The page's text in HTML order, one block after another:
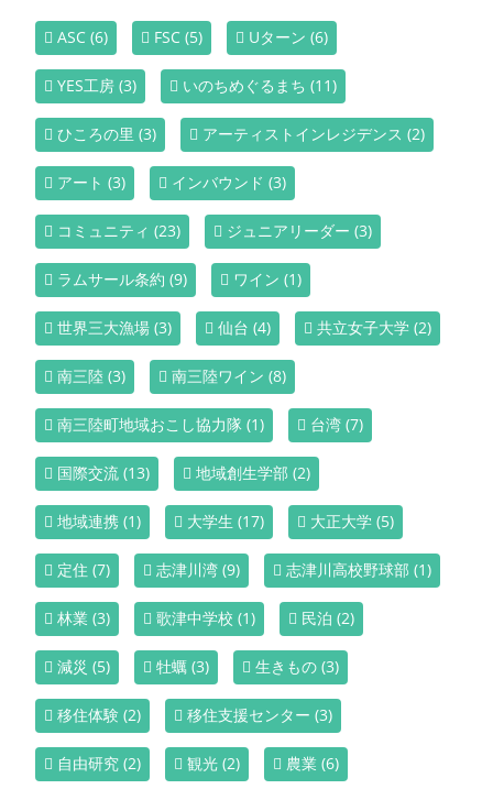
ASC (6) FSC (5) Uターン (6)
YES工房 (3) いのちめぐるまち (11)
ひころの里 (3) アーティストインレジデンス (2)
アート (3) インバウンド (3)
コミュニティ (23) ジュニアリーダー (3)
ラムサール条約 (9) ワイン (1)
世界三大漁場 (3) 仙台 (4) 共立女子大学 (2)
南三陸 (3) 南三陸ワイン (8)
南三陸町地域おこし協力隊 (1) 台湾 (7)
国際交流 (13) 地域創生学部 (2)
地域連携 (1) 大学生 (17) 大正大学 (5)
定住 (7) 志津川湾 (9) 志津川高校野球部 (1)
林業 (3) 歌津中学校 (1) 民泊 (2)
減災 (5) 牡蠣 (3) 生きもの (3)
移住体験 (2) 移住支援センター (3)
自由研究 (2) 観光 (2) 農業 (6)